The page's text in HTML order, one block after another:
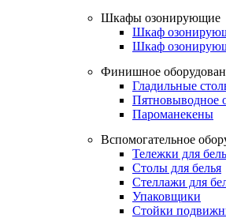
Шкафы озонирующие
Шкаф
Шкаф
Финишное
Гладильные
Пятновыводное
Пароманекены
Вспомогательное
Тележки для
Столы для белья
Стеллажи для
Упаковщики
Стойки